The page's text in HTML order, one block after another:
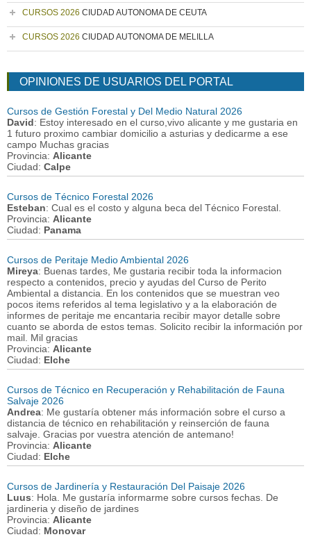
CURSOS 2026 CIUDAD AUTONOMA DE CEUTA
CURSOS 2026 CIUDAD AUTONOMA DE MELILLA
OPINIONES DE USUARIOS DEL PORTAL
Cursos de Gestión Forestal y Del Medio Natural 2026
David: Estoy interesado en el curso,vivo alicante y me gustaria en
1 futuro proximo cambiar domicilio a asturias y dedicarme a ese
campo Muchas gracias
Provincia: Alicante
Ciudad: Calpe
Cursos de Técnico Forestal 2026
Esteban: Cual es el costo y alguna beca del Técnico Forestal.
Provincia: Alicante
Ciudad: Panama
Cursos de Peritaje Medio Ambiental 2026
Mireya: Buenas tardes, Me gustaria recibir toda la informacion
respecto a contenidos, precio y ayudas del Curso de Perito
Ambiental a distancia. En los contenidos que se muestran veo
pocos items referidos al tema legislativo y a la elaboración de
informes de peritaje me encantaria recibir mayor detalle sobre
cuanto se aborda de estos temas. Solicito recibir la información por
mail. Mil gracias
Provincia: Alicante
Ciudad: Elche
Cursos de Técnico en Recuperación y Rehabilitación de Fauna
Salvaje 2026
Andrea: Me gustaría obtener más información sobre el curso a
distancia de técnico en rehabilitación y reinserción de fauna
salvaje. Gracias por vuestra atención de antemano!
Provincia: Alicante
Ciudad: Elche
Cursos de Jardinería y Restauración Del Paisaje 2026
Luus: Hola. Me gustaría informarme sobre cursos fechas. De
jardineria y diseño de jardines
Provincia: Alicante
Ciudad: Monovar